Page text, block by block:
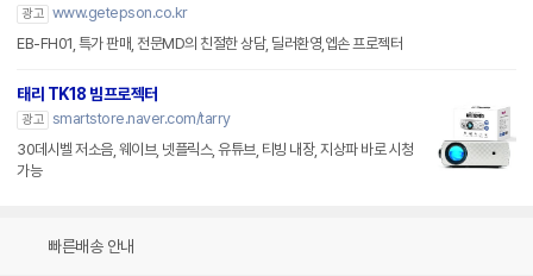
광고 www.getepson.co.kr
EB-FH01, 특가 판매, 전문MD의 친절한 상담, 딜러환영,엡손 프로젝터
태리 TK18 빔프로젝터
광고 smartstore.naver.com/tarry
30데시벨 저소음, 웨이브, 넷플릭스, 유튜브, 티빙 내장, 지상파 바로 시청
가능
빠른배송 안내